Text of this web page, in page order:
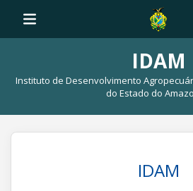
IDAM
Instituto de Desenvolvimento
do Estado do
IDAM